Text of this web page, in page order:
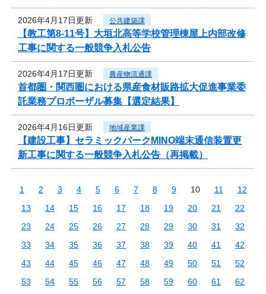
2026年4月17日更新 公共建築課
【教工第8-11号】大垣北高等学校管理棟屋上内部改修
工事に関する一般競争入札公告
2026年4月17日更新 農産物流通課
首都圏・関西圏における県産食材販路拡大促進事業委
託業務プロポーザル募集【選定結果】
2026年4月16日更新 地域産業課
【建設工事】セラミックパークMINO端末通信装置更
新工事に関する一般競争入札公告（再掲載）
1 2 3 4 5 6 7 8 9 10 11
12
13
14 15 16 17 18 19 20 21
22
23
24 25 26 27 28 29 30 31
32
33
34 35 36 37 38 39 40 41
42
43
44 45 46 47 48 49 50 51
52
53
54 55 56 57 58 59 60 61
62